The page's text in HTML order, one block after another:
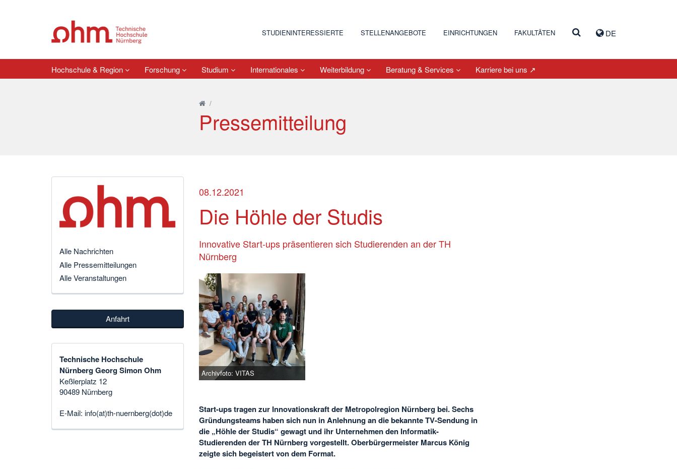
DE
STUDIENINTERESSIERTE STELLENANGEBOTE EINRICHTUNGEN FAKULTÄTEN
Hochschule & Region Forschung Studium Internationales Weiterbildung Beratung & Services Karriere bei uns ↗
/
Pressemitteilung
08.12.2021
Die Höhle der Studis
Innovative Start-ups präsentieren sich Studierenden an der TH
Nürnberg
Archivfoto: VITAS
Start-ups tragen zur Innovationskraft der Metropolregion Nürnberg bei. Sechs
Gründungsteams haben sich nun in Anlehnung an die bekannte TV-Sendung in
die „Höhle der Studis“ gewagt und ihr Unternehmen den Informatik-
Studierenden der TH Nürnberg vorgestellt. Oberbürgermeister Marcus König
zeigte sich begeistert von dem Format.
Alle Nachrichten
Alle Pressemitteilungen
Alle Veranstaltungen
Anfahrt
Technische Hochschule
Nürnberg Georg Simon Ohm
Keßlerplatz 12
90489 Nürnberg
E-Mail: info(at)th-nuernberg(dot)de